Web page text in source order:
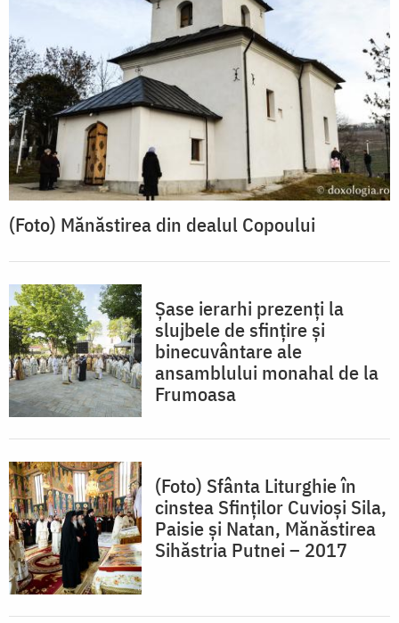
(Foto) Mănăstirea din dealul Copoului
Șase ierarhi prezenți la
slujbele de sfințire și
binecuvântare ale
ansamblului monahal de la
Frumoasa
(Foto) Sfânta Liturghie în
cinstea Sfinților Cuvioși Sila,
Paisie și Natan, Mănăstirea
Sihăstria Putnei – 2017